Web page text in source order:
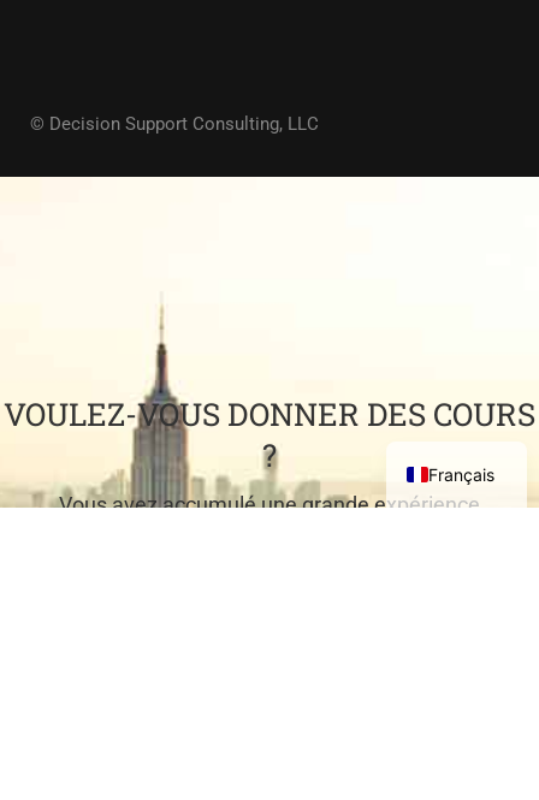
© Decision Support Consulting, LLC
VOULEZ-VOUS DONNER DES COURS
?
Vous avez accumulé une grande expérience
Français